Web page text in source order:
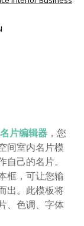
片编辑器 ，您
间室内名片模
己的名片。
框，可让您输
出。此模板将
、色调、字体